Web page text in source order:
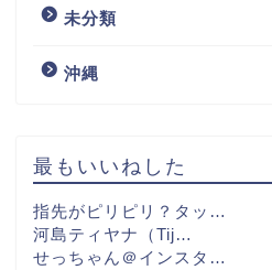
未分類
沖縄
最もいいねした
指先がピリピリ？タッ…
河島ティヤナ（Tij…
せっちゃん＠インスタ…